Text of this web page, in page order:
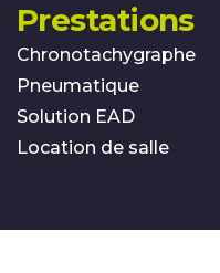
Prestations
Chronotachygraphe
Pneumatique
Solution EAD
Location de salle